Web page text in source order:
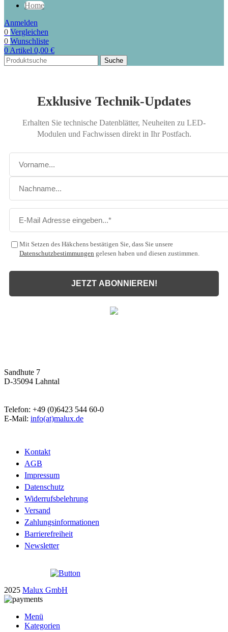
Home
Anmelden
0 Vergleichen
0 Wunschliste
0 Artikel 0,00 €
Suche
Exklusive Technik-Updates
Erhalten Sie technische Datenblätter, Neuheiten zu LED-
Modulen und Fachwissen direkt in Ihr Postfach.
Mit Setzen des Häkchens bestätigen Sie, dass Sie unsere
Datenschutzbestimmungen gelesen haben und diesen zustimmen.
JETZT ABONNIEREN!
Sandhute 7
D-35094 Lahntal
Telefon: +49 (0)6423 544 60-0
E-Mail: info(at)malux.de
Kontakt
AGB
Impressum
Datenschutz
Widerrufsbelehrung
Versand
Zahlungsinformationen
Barrierefreiheit
Newsletter
2025 Malux GmbH
Menü
Kategorien